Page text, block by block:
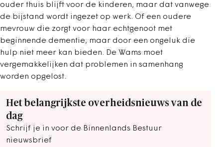
ouder thuis blijft voor de kinderen, maar dat vanwege
de bijstand wordt ingezet op werk. Of een oudere
mevrouw die zorgt voor haar echtgenoot met
beginnende dementie, maar door een ongeluk die
hulp niet meer kan bieden. De Wams moet
vergemakkelijken dat problemen in samenhang
worden opgelost.
Het belangrijkste overheidsnieuws van de
dag
Schrijf je in voor de Binnenlands Bestuur
nieuwsbrief